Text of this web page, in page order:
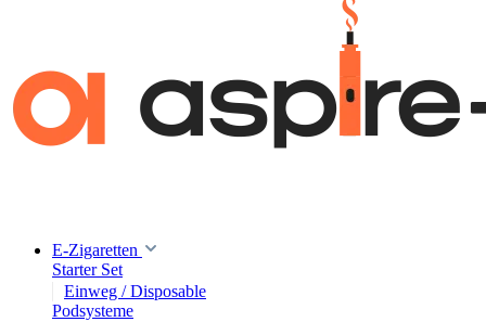
E-Zigaretten
Starter Set
Einweg / Disposable
Podsysteme